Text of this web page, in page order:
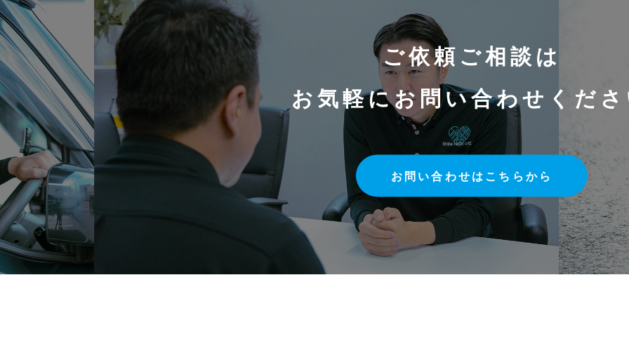
ご依頼ご相談は
お気軽にお問い合わせくだ
お問い合わせはこちらから